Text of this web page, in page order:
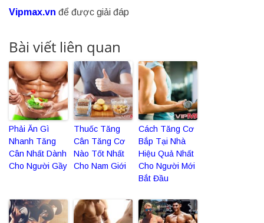
Vipmax.vn để được giải đáp
Bài viết liên quan
Phải Ăn Gì
Nhanh Tăng
Cân Nhất Dành
Cho Người Gầy
Thuốc Tăng
Cân Tăng Cơ
Nào Tốt Nhất
Cho Nam Giới
Cách Tăng Cơ
Bắp Tại Nhà
Hiệu Quả Nhất
Cho Người Mới
Bắt Đầu